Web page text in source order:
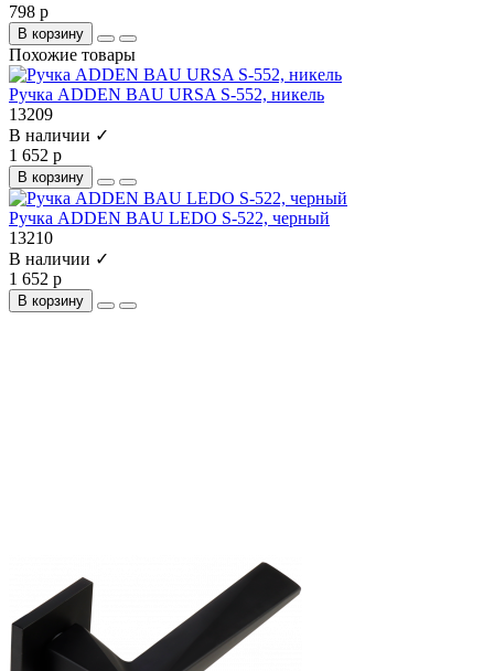
798 р
В корзину
Похожие товары
Ручка ADDEN BAU URSA S-552, никель
13209
В наличии ✓
1 652 р
В корзину
Ручка ADDEN BAU LEDO S-522, черный
13210
В наличии ✓
1 652 р
В корзину